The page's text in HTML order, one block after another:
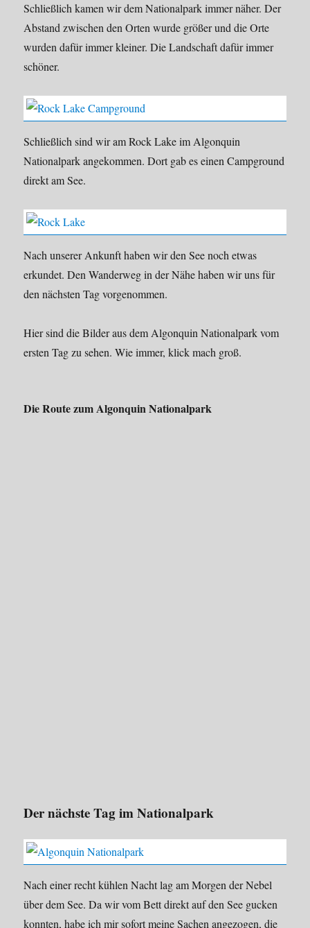
Schließlich kamen wir dem Nationalpark immer näher. Der
Abstand zwischen den Orten wurde größer und die Orte
wurden dafür immer kleiner. Die Landschaft dafür immer
schöner.
Schließlich sind wir am Rock Lake im Algonquin
Nationalpark angekommen. Dort gab es einen Campground
direkt am See.
Nach unserer Ankunft haben wir den See noch etwas
erkundet. Den Wanderweg in der Nähe haben wir uns für
den nächsten Tag vorgenommen.
Hier sind die Bilder aus dem Algonquin Nationalpark vom
ersten Tag zu sehen. Wie immer, klick mach groß.
Die Route zum Algonquin Nationalpark
Der nächste Tag im Nationalpark
Nach einer recht kühlen Nacht lag am Morgen der Nebel
über dem See. Da wir vom Bett direkt auf den See gucken
konnten, habe ich mir sofort meine Sachen angezogen, die